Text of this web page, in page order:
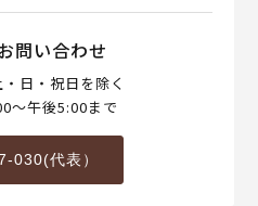
問い合わせ
日・祝日を除く
～午後5:00まで
030(代表）